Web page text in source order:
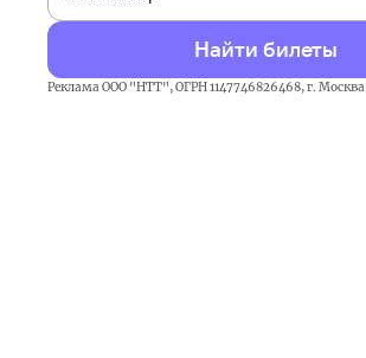
Найти билеты
Реклама ООО "НТТ", ОГРН 1147746826468, г. Москва